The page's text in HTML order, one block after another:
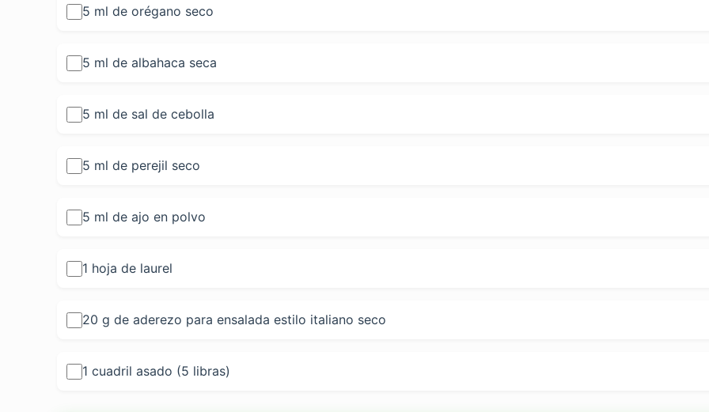
5 ml de orégano seco
5 ml de albahaca seca
5 ml de sal de cebolla
5 ml de perejil seco
5 ml de ajo en polvo
1 hoja de laurel
20 g de aderezo para ensalada estilo italiano seco
1 cuadril asado (5 libras)